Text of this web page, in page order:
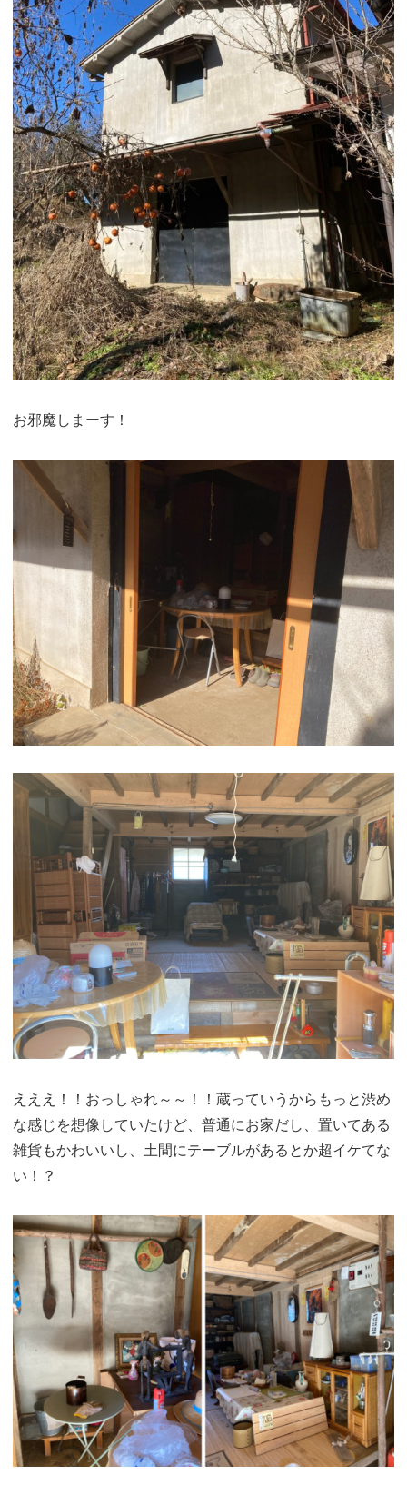
お邪魔しまーす！
えええ！！おっしゃれ～～！！蔵っていうからもっと渋め
な感じを想像していたけど、普通にお家だし、置いてある
雑貨もかわいいし、土間にテーブルがあるとか超イケてな
い！？